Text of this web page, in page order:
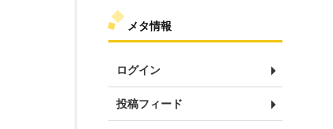
メタ情報
ログイン
投稿フィード